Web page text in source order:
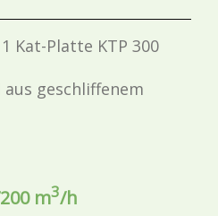
1 Kat-Platte KTP 300
aus geschliffenem
m3/h